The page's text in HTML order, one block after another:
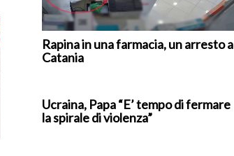
Rapina in una farmacia, un arresto a
Catania
Ucraina, Papa “E’ tempo di fermare
la spirale di violenza”